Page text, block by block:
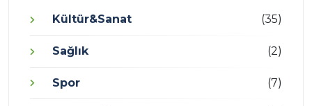
Kültür&Sanat (35)
Sağlık (2)
Spor (7)